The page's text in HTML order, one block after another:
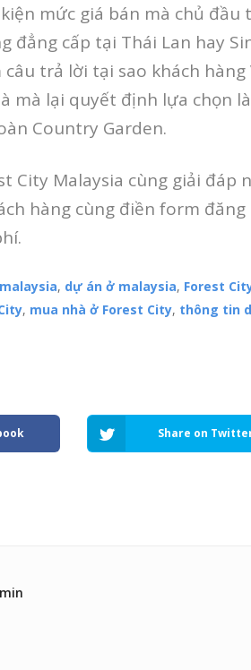
mức giá bán mà chủ
đẳng cấp tại Thái Lan hay
trả lời tại sao khách hàng
mà lại quyết định lựa chọn
Country Garden.
City Malaysia cùng giải đáp
hàng cùng điền form đăng
, dự án ở malaysia, Forest
, mua nhà ở Forest City, thông tin
Share on